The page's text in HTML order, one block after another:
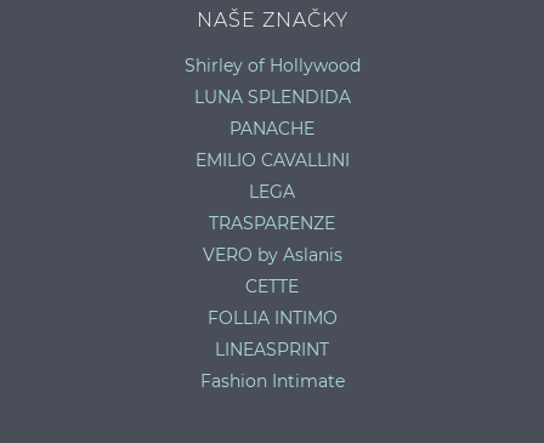
NAŠE ZNAČKY
Shirley of Hollywood
LUNA SPLENDIDA
PANACHE
EMILIO CAVALLINI
LEGA
TRASPARENZE
VERO by Aslanis
CETTE
FOLLIA INTIMO
LINEASPRINT
Fashion Intimate